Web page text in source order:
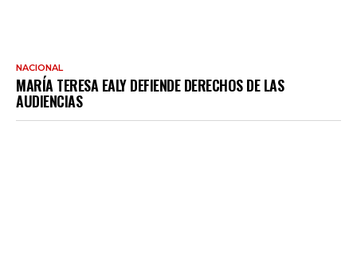
NACIONAL
MARÍA TERESA EALY DEFIENDE DERECHOS DE LAS
AUDIENCIAS